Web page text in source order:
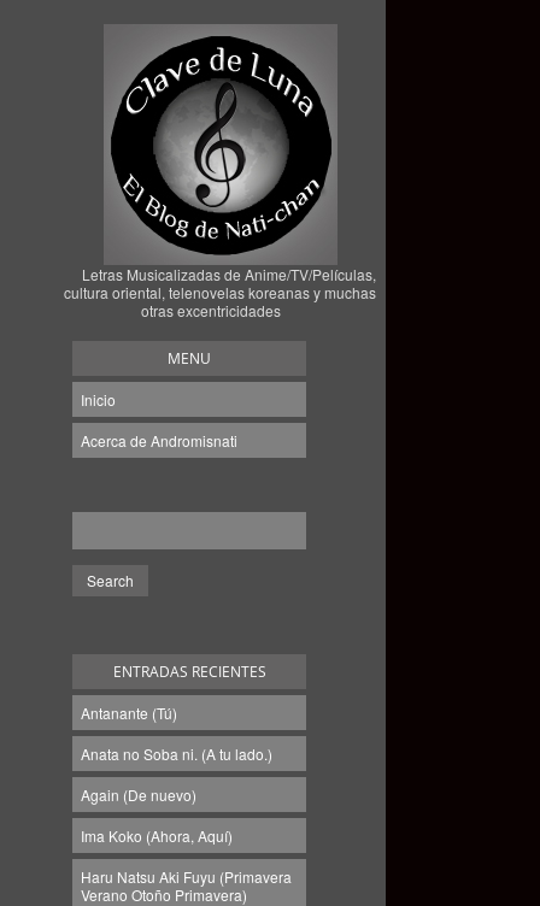
Letras Musicalizadas de Anime/TV/Películas,
cultura oriental, telenovelas koreanas y muchas
otras excentricidades
MENU
Inicio
Acerca de Andromisnati
ENTRADAS RECIENTES
Antanante (Tú)
Anata no Soba ni. (A tu lado.)
Again (De nuevo)
Ima Koko (Ahora, Aquí)
Haru Natsu Aki Fuyu (Primavera
Verano Otoño Primavera)